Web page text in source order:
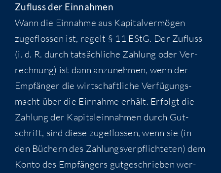
Zufluss der Einnahmen
Wann die Ein­nah­me aus Kapi­tal­ver­mö­gen
zuge­flos­sen ist, regelt § 11 EStG. Der Zufluss
(i. d. R. durch tat­säch­li­che Zah­lung oder Ver­
rech­nung) ist dann anzu­neh­men, wenn der
Emp­fän­ger die wirt­schaft­li­che Ver­fü­gungs­
macht über die Ein­nah­me erhält. Erfolgt die
Zah­lung der Kapi­tal­ein­nah­men durch Gut­
schrift, sind die­se zuge­flos­sen, wenn sie (in
den Büchern des Zah­lungs­ver­pflich­te­ten) dem
Kon­to des Emp­fän­gers gut­ge­schrie­ben wer­